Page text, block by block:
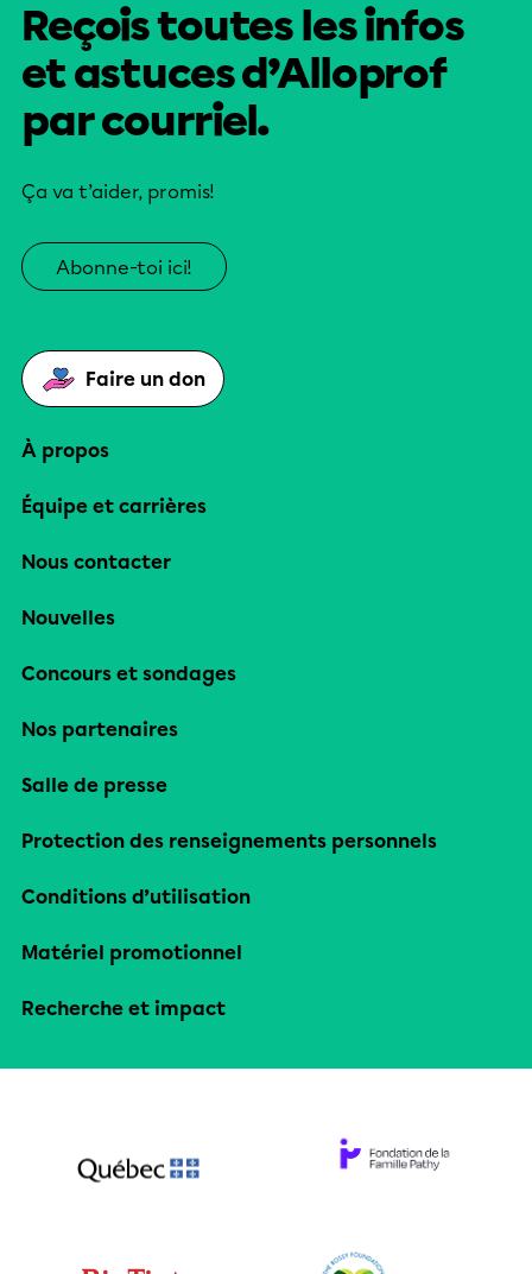
Reçois toutes les infos
et astuces d’Alloprof
par courriel.
Ça va t’aider, promis!
Abonne-toi ici!
Faire un don
À propos
Équipe et carrières
Nous contacter
Nouvelles
Concours et sondages
Nos partenaires
Salle de presse
Protection des renseignements personnels
Conditions d’utilisation
Matériel promotionnel
Recherche et impact